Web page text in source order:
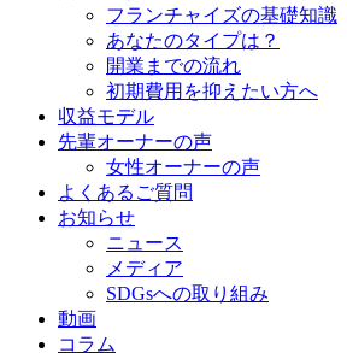
フランチャイズの基礎知識
あなたのタイプは？
開業までの流れ
初期費用を抑えたい方へ
収益モデル
先輩オーナーの声
女性オーナーの声
よくあるご質問
お知らせ
ニュース
メディア
SDGsへの取り組み
動画
コラム